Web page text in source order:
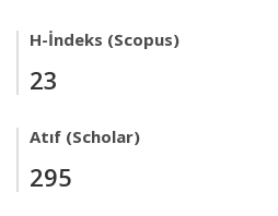
H-İndeks (Scopus)
23
Atıf (Scholar)
295